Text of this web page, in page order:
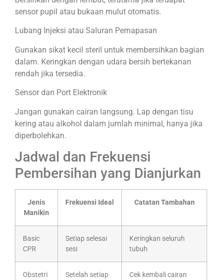
sensor pupil atau bukaan mulut otomatis.
Lubang Injeksi atau Saluran Pernapasan
Gunakan sikat kecil steril untuk membersihkan bagian
dalam. Keringkan dengan udara bersih bertekanan
rendah jika tersedia.
Sensor dan Port Elektronik
Jangan gunakan cairan langsung. Lap dengan tisu
kering atau alkohol dalam jumlah minimal, hanya jika
diperbolehkan.
Jadwal dan Frekuensi
Pembersihan yang Dianjurkan
Jenis
Manikin
Frekuensi Ideal Catatan Tambahan
Basic
CPR
Setiap selesai
sesi
Keringkan seluruh
tubuh
Obstetri
Setelah setiap
Cek kembali cairan